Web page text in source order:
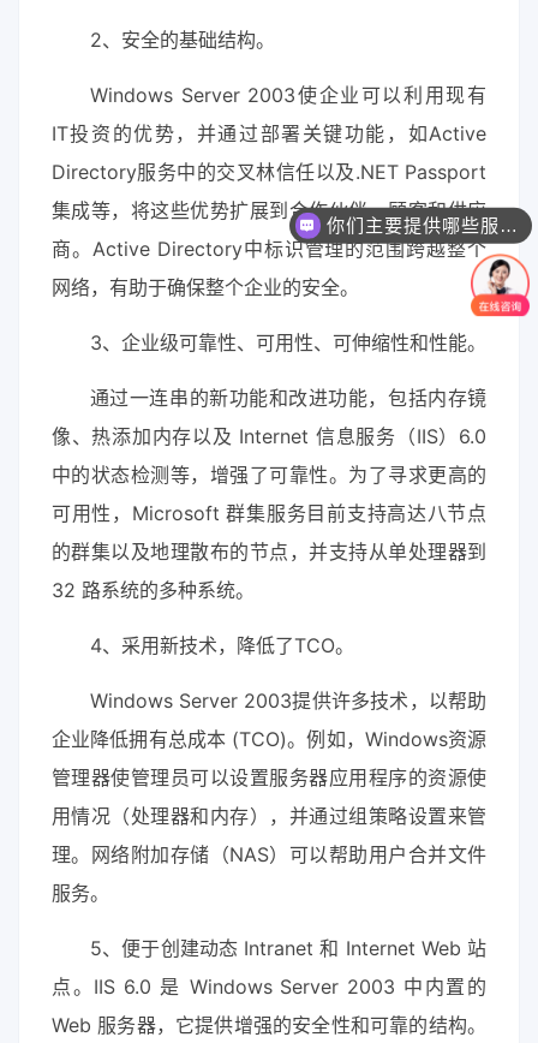
2、安全的基础结构。
Windows Server 2003使企业可以利用现有
IT投资的优势，并通过部署关键功能，如Active
Directory服务中的交叉林信任以及.NET Passport
集成等，将这些优势扩展到合作伙伴、顾客和供应
商。Active Directory中标识管理的范围跨越整个
网络，有助于确保整个企业的安全。
3、企业级可靠性、可用性、可伸缩性和性能。
通过一连串的新功能和改进功能，包括内存镜
像、热添加内存以及 Internet 信息服务（IIS）6.0
中的状态检测等，增强了可靠性。为了寻求更高的
可用性，Microsoft 群集服务目前支持高达八节点
的群集以及地理散布的节点，并支持从单处理器到
32 路系统的多种系统。
4、采用新技术，降低了TCO。
Windows Server 2003提供许多技术，以帮助
企业降低拥有总成本 (TCO)。例如，Windows资源
管理器使管理员可以设置服务器应用程序的资源使
用情况（处理器和内存），并通过组策略设置来管
理。网络附加存储（NAS）可以帮助用户合并文件
服务。
5、便于创建动态 Intranet 和 Internet Web 站
点。IIS 6.0 是 Windows Server 2003 中内置的
Web 服务器，它提供增强的安全性和可靠的结构。
一个网站/小程序/系统的价格是怎么计算的？